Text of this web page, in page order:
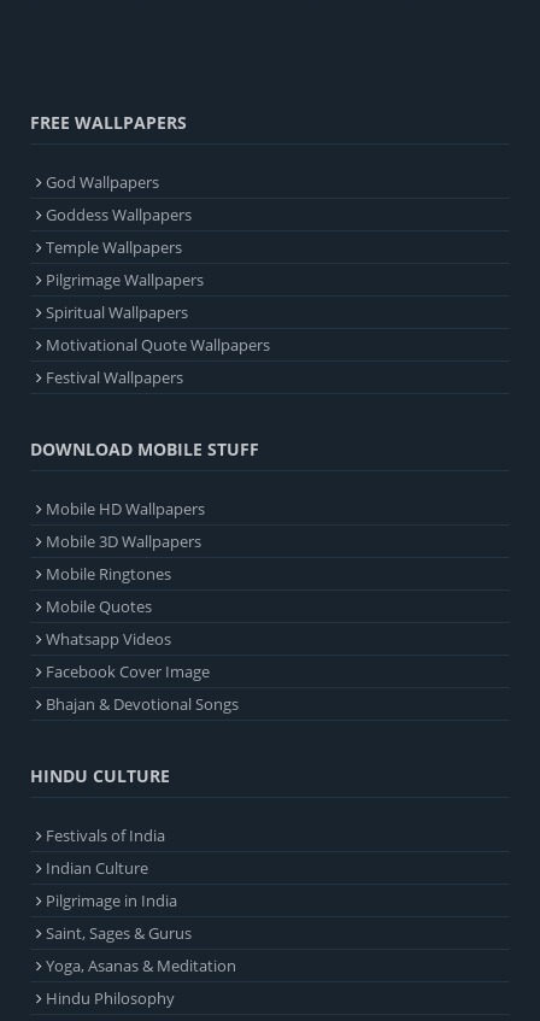
FREE WALLPAPERS
God Wallpapers
Goddess Wallpapers
Temple Wallpapers
Pilgrimage Wallpapers
Spiritual Wallpapers
Motivational Quote Wallpapers
Festival Wallpapers
DOWNLOAD MOBILE STUFF
Mobile HD Wallpapers
Mobile 3D Wallpapers
Mobile Ringtones
Mobile Quotes
Whatsapp Videos
Facebook Cover Image
Bhajan & Devotional Songs
HINDU CULTURE
Festivals of India
Indian Culture
Pilgrimage in India
Saint, Sages & Gurus
Yoga, Asanas & Meditation
Hindu Philosophy